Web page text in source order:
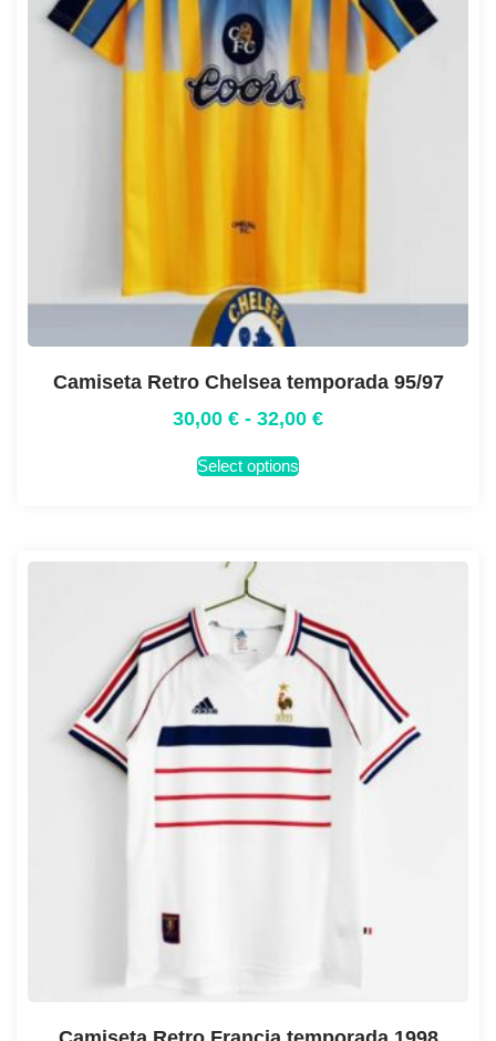
Camiseta Retro Chelsea temporada 95/97
30,00 € - 32,00 €
Select options